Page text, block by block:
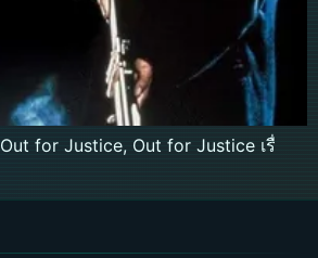
for Justice, Out for Justice เรื่